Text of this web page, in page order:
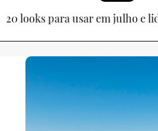
20 looks para usar em julho e